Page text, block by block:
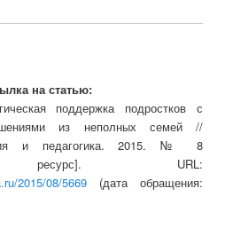
на статью:
поддержка подростков с
из неполных семей //
и педагогика. 2015. № 8
ресурс]. URL:
2015/08/5669 (дата обращения: